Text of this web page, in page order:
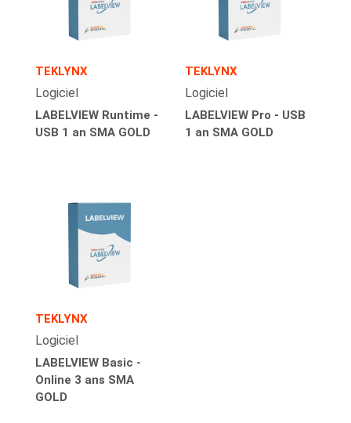
TEKLYNX
Logiciel
LABELVIEW Runtime -
USB 1 an SMA GOLD
TEKLYNX
Logiciel
LABELVIEW Pro - USB
1 an SMA GOLD
TEKLYNX
Logiciel
LABELVIEW Basic -
Online 3 ans SMA
GOLD